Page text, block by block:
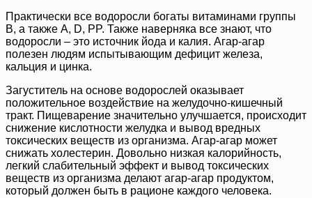
Практически все водоросли богаты витаминами группы
В, а также А, D, PP. Также наверняка все знают, что
водоросли – это источник йода и калия. Агар-агар
полезен людям испытывающим дефицит железа,
кальция и цинка.
Загуститель на основе водорослей оказывает
положительное воздействие на желудочно-кишечный
тракт. Пищеварение значительно улучшается, происходит
снижение кислотности желудка и вывод вредных
токсических веществ из организма. Агар-агар может
снижать холестерин. Довольно низкая калорийность,
легкий слабительный эффект и вывод токсических
веществ из организма делают агар-агар продуктом,
который должен быть в рационе каждого человека.